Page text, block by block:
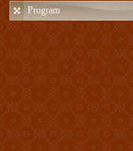
Program